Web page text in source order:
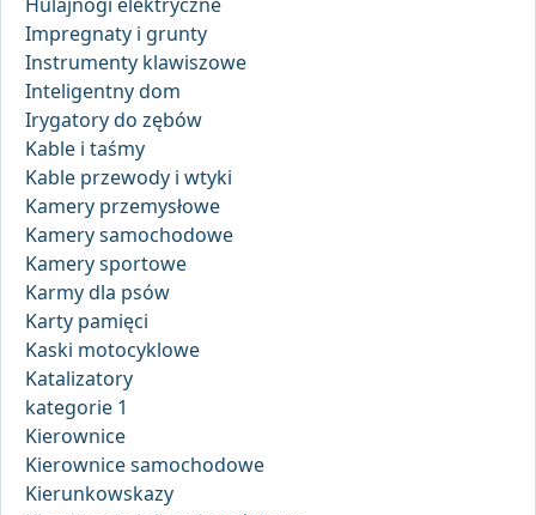
Impregnaty i grunty
Instrumenty klawiszowe
Inteligentny dom
Irygatory do zębów
Kable i taśmy
Kable przewody i wtyki
Kamery przemysłowe
Kamery samochodowe
Kamery sportowe
Karmy dla psów
Karty pamięci
Kaski motocyklowe
Katalizatory
kategorie 1
Kierownice
Kierownice samochodowe
Kierunkowskazy